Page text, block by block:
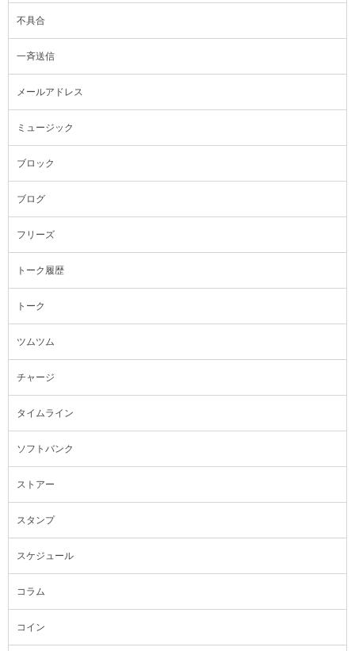
不具合
一斉送信
メールアドレス
ミュージック
ブロック
ブログ
フリーズ
トーク履歴
トーク
ツムツム
チャージ
タイムライン
ソフトバンク
ストアー
スタンプ
スケジュール
コラム
コイン